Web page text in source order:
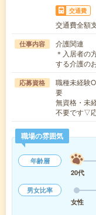
交通費
交通費全額
仕事内容
介護関連
＊入居者の
する介護の
応募資格
職種未経験
要
無資格・未
不要です▽
職場の雰囲気
年齢層
20代
男女比率
女性